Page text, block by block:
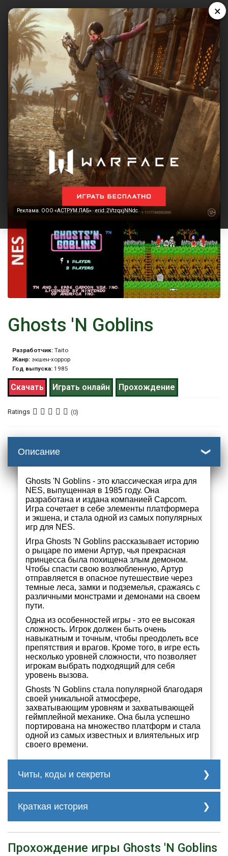
×
Реклама. ООО «АСТРУМ ЛАБ» · erid: 2VtzqxjNNdc
Реклама. ООО «АСТРУМ ЛАБ» · erid: 2VtzqxjNNdc
Ghosts 'N Goblins
Разработчик: Taito
Жанр: экшен-хоррор
Год выпуска: 1985
Скачать Играть онлайн Прохождение
Ratings (0)
Описание
Ghosts 'N Goblins - это классическая игра для
NES, выпущенная в 1985 году. Она
разработана и издана компанией Capcom.
Игра сочетает в себе элементы платформера
и экшена, и стала одной из самых популярных
игр для NES.
Игра Ghosts 'N Goblins рассказывает историю
о рыцаре по имени Артур, чья прекрасная
принцесса была похищена злым демоном.
Чтобы спасти свою возлюбленную, Артур
отправляется в опасное путешествие через
темные леса, замки и подземелья, сражаясь с
различными монстрами и демонами на своем
пути.
Одна из особенностей игры - это ее высокая
сложность. Игрок должен быть очень
навыкатным и точным, чтобы преодолеть все
препятствия и врагов. Кроме того, в игре есть
несколько уровней сложности, что позволяет
игрокам выбрать подходящий для себя
уровень вызова.
Ghosts 'N Goblins стала популярной благодаря
своей уникальной атмосфере,
захватывающим уровням и захватывающей
геймплейной механике. Она была успешно
портирована на множество платформ и стала
одной из самых известных и влиятельных игр
своего времени.
Читы, коды и секреты
Пройдите игру 2 раза и во время второй
концовки нажмите "А, В, ↑, ↓, A, B, ←, →".
Выбор уровня:
Зажать "→" и нажать "В" три раза, после
чего отпустите "→". Затем нажмите "↑, В,
Краткая история
главного дизайнера игры. Он хотел
Прохождение игры Ghosts 'N Goblins